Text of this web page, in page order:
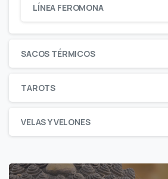
LÍNEA FEROMONA
SACOS TÉRMICOS
TAROTS
VELAS Y VELONES